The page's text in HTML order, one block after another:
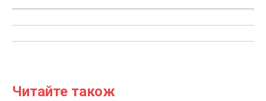
Читайте також